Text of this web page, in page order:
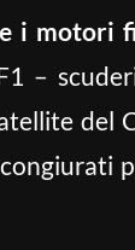
i motori
–
del